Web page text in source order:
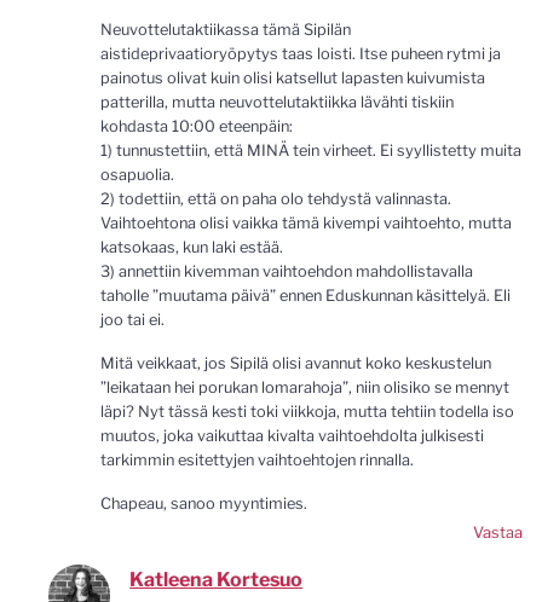
Neuvottelutaktiikassa tämä Sipilän
aistideprivaatioryöpytys taas loisti. Itse puheen rytmi ja
painotus olivat kuin olisi katsellut lapasten kuivumista
patterilla, mutta neuvottelutaktiikka lävähti tiskiin
kohdasta 10:00 eteenpäin:
1) tunnustettiin, että MINÄ tein virheet. Ei syyllistetty muita
osapuolia.
2) todettiin, että on paha olo tehdystä valinnasta.
Vaihtoehtona olisi vaikka tämä kivempi vaihtoehto, mutta
katsokaas, kun laki estää.
3) annettiin kivemman vaihtoehdon mahdollistavalla
taholle ”muutama päivä” ennen Eduskunnan käsittelyä. Eli
joo tai ei.
Mitä veikkaat, jos Sipilä olisi avannut koko keskustelun
”leikataan hei porukan lomarahoja”, niin olisiko se mennyt
läpi? Nyt tässä kesti toki viikkoja, mutta tehtiin todella iso
muutos, joka vaikuttaa kivalta vaihtoehdolta julkisesti
tarkimmin esitettyjen vaihtoehtojen rinnalla.
Chapeau, sanoo myyntimies.
Vastaa
Katleena Kortesuo